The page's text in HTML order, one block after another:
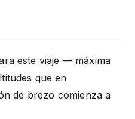
este viaje — máxima
que en
de brezo comienza a